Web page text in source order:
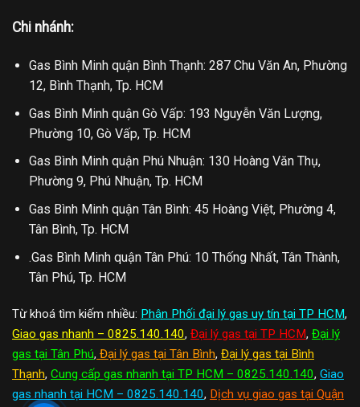
Chi nhánh:
Gas Bình Minh quận Bình Thạnh: 287 Chu Văn An, Phường
12, Bình Thạnh, Tp. HCM
Gas Bình Minh quận Gò Vấp: 193 Nguyễn Văn Lượng,
Phường 10, Gò Vấp, Tp. HCM
Gas Bình Minh quận Phú Nhuận: 130 Hoàng Văn Thụ,
Phường 9, Phú Nhuận, Tp. HCM
Gas Bình Minh quận Tân Bình: 45 Hoàng Việt, Phường 4,
Tân Bình, Tp. HCM
.Gas Bình Minh quận Tân Phú: 10 Thống Nhất, Tân Thành,
Tân Phú, Tp. HCM
Từ khoá tìm kiếm nhiều: Phân Phối đại lý gas uy tín tại TP HCM,
Giao gas nhanh – 0825.140.140, Đại lý gas tại TP HCM, Đại lý
gas tại Tân Phú, Đại lý gas tại Tân Bình, Đại lý gas tại Bình
Thạnh, Cung cấp gas nhanh tại TP HCM – 0825.140.140, Giao
gas nhanh tại HCM – 0825.140.140, Dịch vụ giao gas tại Quận